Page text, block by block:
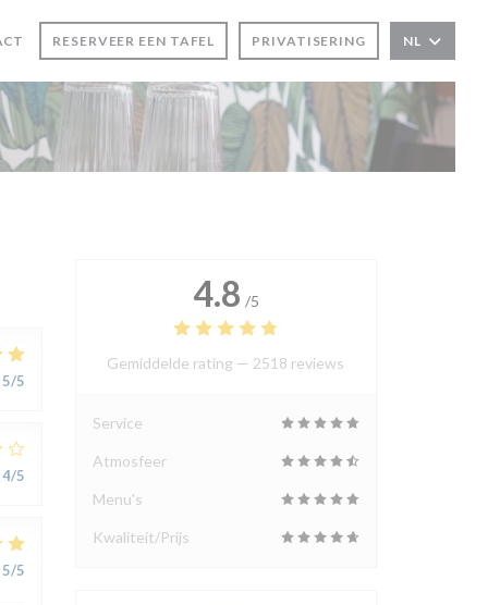
RESERVEER EEN TAFEL PRIVATISERING NL
5/5
4/5
5/5
4.8 /5
Gemiddelde rating — 2518 reviews
Service
Atmosfeer
Menu's
Kwaliteit/Prijs